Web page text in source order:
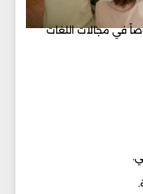
في مجالات اللغات